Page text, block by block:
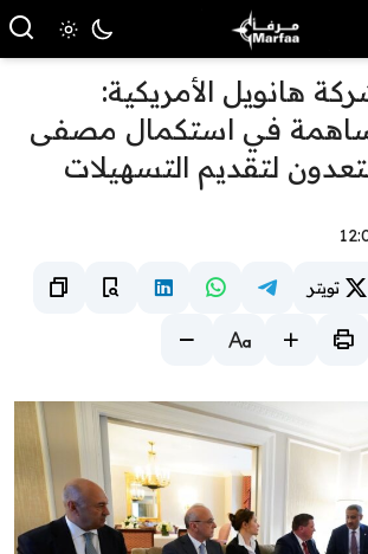
هانويل الأمريكية:
في استكمال مصفى
لتقديم التسهيلات
تويتر